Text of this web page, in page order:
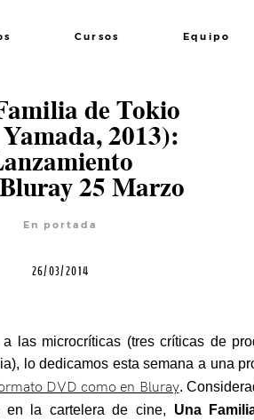
Cursos Equipo
de Tokio
2013):
25 Marzo
En portada
26/03/2014
las microcríticas (tres críticas de
lo dedicamos esta semana a una
DVD como en Bluray.
en la cartelera de cine, Una